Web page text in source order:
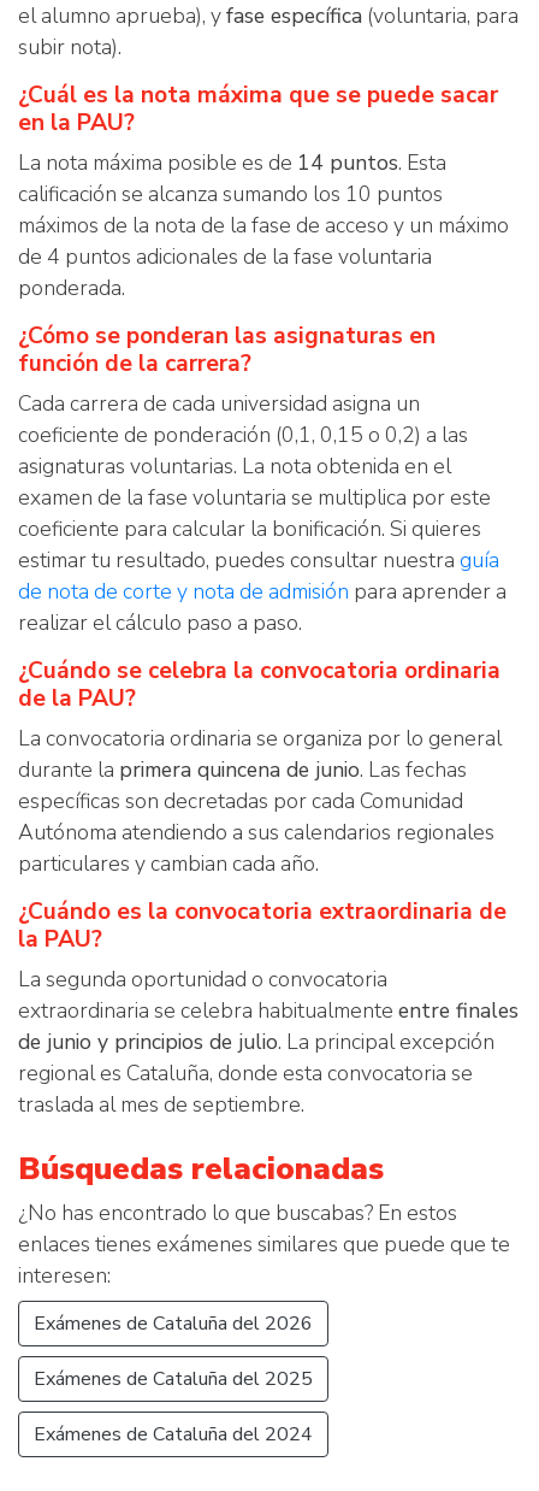
el alumno aprueba), yfase específica (voluntaria, para
subir nota).
¿Cuál es la nota máxima que se puede sacar
en la PAU?
La nota máxima posible es de 14 puntos. Esta
calificación se alcanza sumando los 10 puntos
máximos de la nota de la fase de acceso y un máximo
de 4 puntos adicionales de la fase voluntaria
ponderada.
¿Cómo se ponderan las asignaturas en
función de la carrera?
Cada carrera de cada universidad asigna un
coeficiente de ponderación (0,1, 0,15 o 0,2) a las
asignaturas voluntarias. La nota obtenida en el
examen de la fase voluntaria se multiplica por este
coeficiente para calcular la bonificación. Si quieres
estimar tu resultado, puedes consultar nuestra guía
de nota de corte y nota de admisión para aprender a
realizar el cálculo paso a paso.
¿Cuándo se celebra la convocatoria ordinaria
de la PAU?
La convocatoria ordinaria se organiza por lo general
durante la primera quincena de junio. Las fechas
específicas son decretadas por cada Comunidad
Autónoma atendiendo a sus calendarios regionales
particulares y cambian cada año.
¿Cuándo es la convocatoria extraordinaria de
la PAU?
La segunda oportunidad o convocatoria
extraordinaria se celebra habitualmente entre finales
de junio y principios de julio. La principal excepción
regional es Cataluña, donde esta convocatoria se
traslada al mes de septiembre.
Búsquedas relacionadas
¿No has encontrado lo que buscabas? En estos
enlaces tienes exámenes similares que puede que te
interesen:
Exámenes de Cataluña del 2026
Exámenes de Cataluña del 2025
Exámenes de Cataluña del 2024